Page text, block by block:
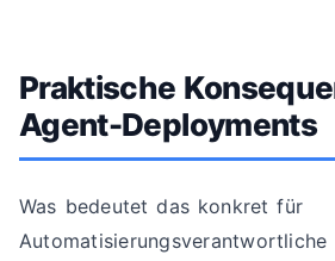
Praktische
Agent-Deployments
Was bedeutet das konkret für
Automatisierungsverantwortliche